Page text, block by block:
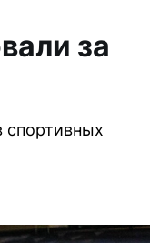
за
спортивных